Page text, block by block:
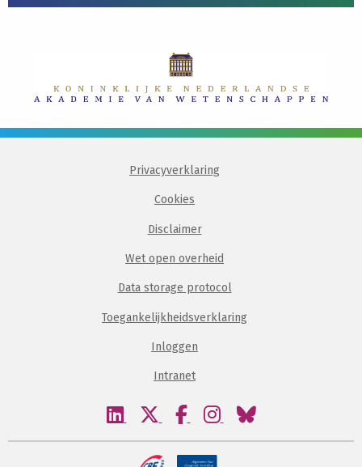
Privacyverklaring
Cookies
Disclaimer
Wet open overheid
Data storage protocol
Toegankelijkheidsverklaring
Inloggen
Intranet
Bezoek
linkedin
Bezoek
twitter
Bezoek
facebook
Bezoek
instagram
Bezoek